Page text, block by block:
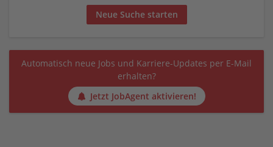
Neue Suche starten
Automatisch neue Jobs und Karriere-Updates per E-Mail
erhalten?
Jetzt JobAgent aktivieren!